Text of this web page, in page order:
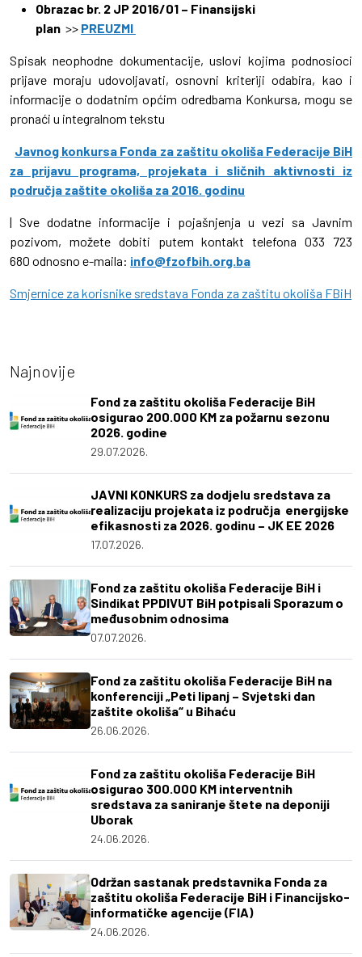
Obrazac br. 2 JP 2016/01 – Finansijski
plan >> PREUZMI
Spisak neophodne dokumentacije, uslovi kojima podnosioci
prijave moraju udovoljavati, osnovni kriteriji odabira, kao i
informacije o dodatnim općim odredbama Konkursa, mogu se
pronaći u integralnom tekstu
Javnog konkursa Fonda za zaštitu okoliša Federacije BiH
za prijavu programa, projekata i sličnih aktivnosti iz
područja zaštite okoliša za 2016. godinu
| Sve dodatne informacije i pojašnjenja u vezi sa Javnim
pozivom, možete dobiti putem kontakt telefona 033 723
680 odnosno e-maila: info@fzofbih.org.ba
Smjernice za korisnike sredstava Fonda za zaštitu okoliša FBiH
Najnovije
Fond za zaštitu okoliša Federacije BiH
osigurao 200.000 KM za požarnu sezonu
2026. godine
29.07.2026.
JAVNI KONKURS za dodjelu sredstava za
realizaciju projekata iz područja energijske
efikasnosti za 2026. godinu – JK EE 2026
17.07.2026.
Fond za zaštitu okoliša Federacije BiH i
Sindikat PPDIVUT BiH potpisali Sporazum o
međusobnim odnosima
07.07.2026.
Fond za zaštitu okoliša Federacije BiH na
konferenciji „Peti lipanj – Svjetski dan
zaštite okoliša“ u Bihaću
26.06.2026.
Fond za zaštitu okoliša Federacije BiH
osigurao 300.000 KM interventnih
sredstava za saniranje štete na deponiji
Uborak
24.06.2026.
Održan sastanak predstavnika Fonda za
zaštitu okoliša Federacije BiH i Financijsko-
informatičke agencije (FIA)
24.06.2026.